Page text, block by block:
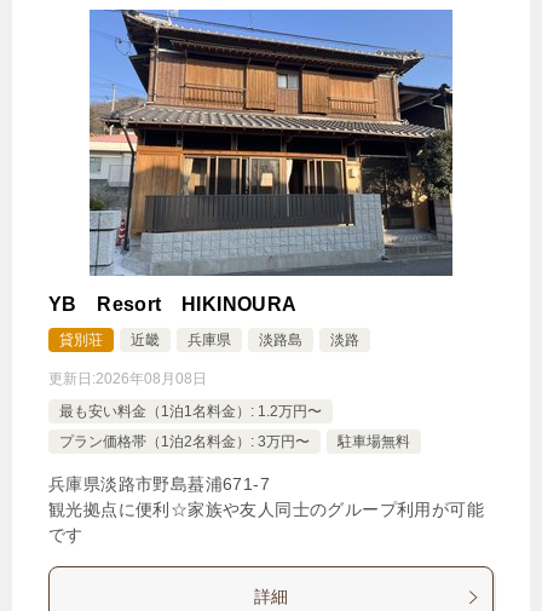
YB Resort HIKINOURA
貸別荘 近畿 兵庫県 淡路島 淡路
更新日:2026年08月08日
最も安い料金（1泊1名料金）: 1.2万円〜
プラン価格帯（1泊2名料金）: 3万円〜
駐車場無料
兵庫県淡路市野島蟇浦671‐7
観光拠点に便利☆家族や友人同士のグループ利用が可能
です
詳細